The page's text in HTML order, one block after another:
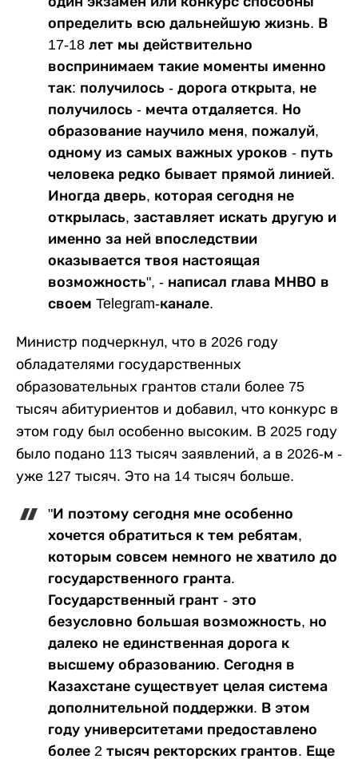
определить всю дальнейшую жизнь. В
17-18 лет мы действительно
воспринимаем такие моменты именно
так: получилось - дорога открыта, не
получилось - мечта отдаляется. Но
образование научило меня, пожалуй,
одному из самых важных уроков - путь
человека редко бывает прямой линией.
Иногда дверь, которая сегодня не
открылась, заставляет искать другую и
именно за ней впоследствии
оказывается твоя настоящая
возможность", - написал глава МНВО в
своем Telegram-канале.
Министр подчеркнул, что в 2026 году
обладателями государственных
образовательных грантов стали более 75
тысяч абитуриентов и добавил, что конкурс в
этом году был особенно высоким. В 2025 году
было подано 113 тысяч заявлений, а в 2026-м -
уже 127 тысяч. Это на 14 тысяч больше.
"И поэтому сегодня мне особенно
хочется обратиться к тем ребятам,
которым совсем немного не хватило до
государственного гранта.
Государственный грант - это
безусловно большая возможность, но
далеко не единственная дорога к
высшему образованию. Сегодня в
Казахстане существует целая система
дополнительной поддержки. В этом
году университетами предоставлено
более 2 тысяч ректорских грантов. Еще